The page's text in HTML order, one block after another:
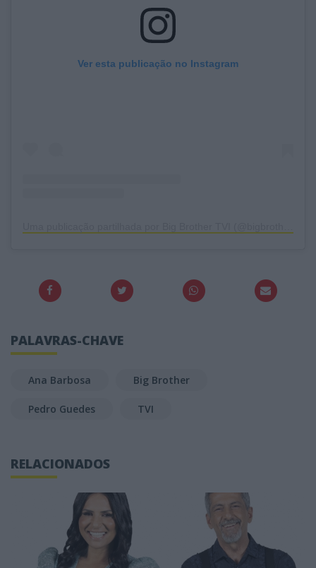
Ver esta publicação no Instagram
PALAVRAS-CHAVE
Ana Barbosa Big Brother
Pedro Guedes TVI
RELACIONADOS